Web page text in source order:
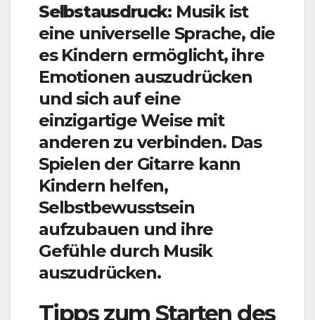
Selbstausdruck: Musik ist
eine universelle Sprache, die
es Kindern ermöglicht, ihre
Emotionen auszudrücken
und sich auf eine
einzigartige Weise mit
anderen zu verbinden. Das
Spielen der Gitarre kann
Kindern helfen,
Selbstbewusstsein
aufzubauen und ihre
Gefühle durch Musik
auszudrücken.
Tipps zum Starten des